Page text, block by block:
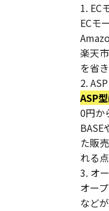
1. EC
ECモ
楽天
を省
2.
ASP
0円か
BASE
た販
れる
3. オ
オー
など